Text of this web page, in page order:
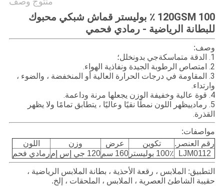
120GSM 100 ٪ بوليستر قماش شبكي محبوك
للبطانة الرياضية - رمادي فحمي
وصف:
1. الدقة متماسكة جي بدونخلل؛
2. امتصاص الرطوبة الجيدة ونفاذية الهواء.
3. المقاومة في درجات الحرارة العالية أو المنخفضة ، والضوء ،
وارتداء.
4. قوة عالية وخفيفة الوزن يجعلها مرنة وداعمة.
5. رمادي
يظهر اللون نمطًا نقيًا وعاليًا ، يتطابق تمامًا ولا يظهر
القذرة.
مواصفات:
رقم العنصر.
تكوين عرض وزن
اللون
LJM0112
100٪ بوليستر 160 سم 120 جي إس إم رمادي فحم
التطبيق: الملابس ، رقعة الأحذية ، بطانة الملابس الرياضية ،
حقيبة الشاطئ العصرية ، الملابس ، الملحقات ، إلخ.